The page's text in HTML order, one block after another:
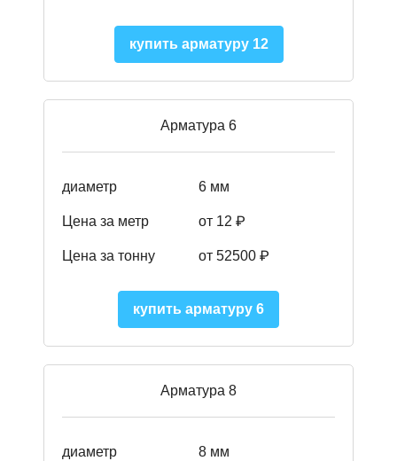
купить арматуру 12
Арматура 6
диаметр 6 мм
Цена за метр от 12 ₽
Цена за тонну от 52500 ₽
купить арматуру 6
Арматура 8
диаметр 8 мм